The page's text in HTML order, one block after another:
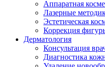
Аппаратная
Лазерные
Эстетическая
Коррекция
Дерматология
Консультация
Диагностика